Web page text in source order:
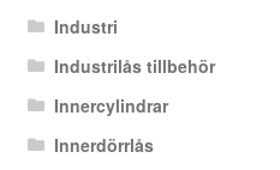
Industri
Industrilås tillbehör
Innercylindrar
Innerdörrlås